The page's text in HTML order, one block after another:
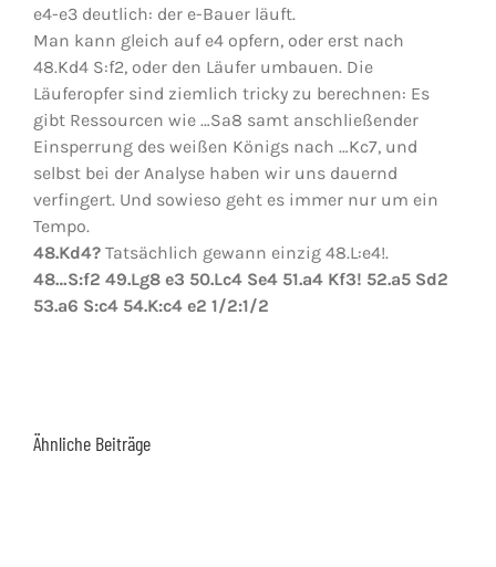
e4-e3 deutlich: der e-Bauer läuft.
Man kann gleich auf e4 opfern, oder erst nach
48.Kd4 S:f2, oder den Läufer umbauen. Die
Läuferopfer sind ziemlich tricky zu berechnen: Es
gibt Ressourcen wie …Sa8 samt anschließender
Einsperrung des weißen Königs nach …Kc7, und
selbst bei der Analyse haben wir uns dauernd
verfingert. Und sowieso geht es immer nur um ein
Tempo.
48.Kd4? Tatsächlich gewann einzig 48.L:e4!.
48…S:f2 49.Lg8 e3 50.Lc4 Se4 51.a4 Kf3! 52.a5 Sd2
53.a6 S:c4 54.K:c4 e2 1/2:1/2
Ähnliche Beiträge